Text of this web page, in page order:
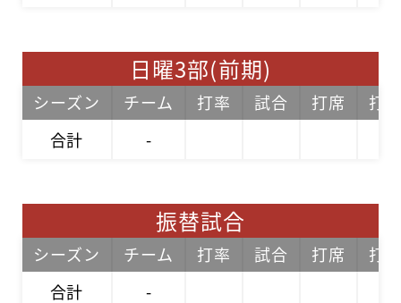
日曜3部(前期)
シーズン チーム 打率 試合 打席
打
合計
-
振替試合
シーズン チーム 打率 試合 打席
打
合計
-